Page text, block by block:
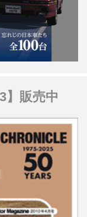
】販売中